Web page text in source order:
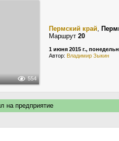
554
Пермский край,
Маршрут 20
1 июня 2015 г.,
Автор: Владимир Зыкин
на предприятие